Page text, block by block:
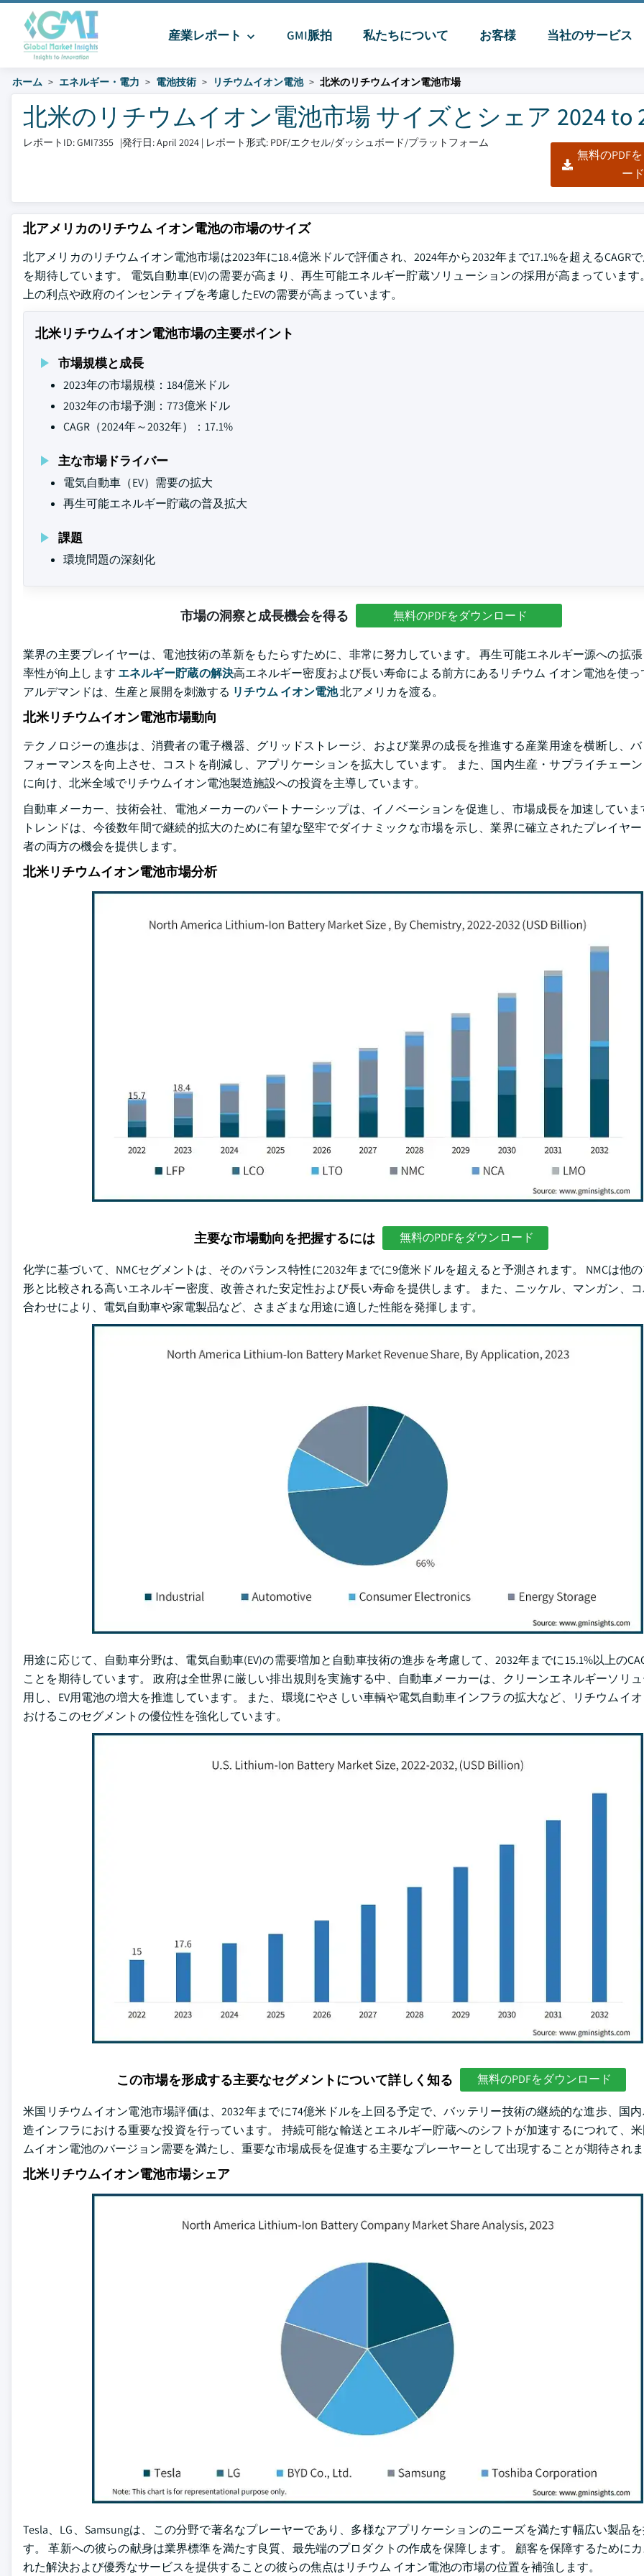
産業レポート GMI脈拍 私たちについて お客様 当社のサービス
ホーム エネルギー・電力 電池技術 リチウムイオン電池 北米のリチウムイオン電池市場
北米のリチウムイオン電池市場 サイズとシェア 2024 to
レポートID: GMI7355 |発行日: April 2024 | レポート形式: PDF/エクセル/ダッシュボード/プラットフォーム
無料のPDF
ード
北アメリカのリチウム イオン電池の市場のサイズ
北アメリカのリチウムイオン電池市場は2023年に18.4億米ドルで評価され、2024年から2032年まで17.1%を超えるCAGR
を期待しています。 電気自動車(EV)の需要が高まり、再生可能エネルギー貯蔵ソリューションの採用が高まっています
上の利点や政府のインセンティブを考慮したEVの需要が高まっています。
北米リチウムイオン電池市場の主要ポイント
市場規模と成長
2023年の市場規模：184億米ドル
2032年の市場予測：773億米ドル
CAGR（2024年～2032年）：17.1%
主な市場ドライバー
電気自動車（EV）需要の拡大
再生可能エネルギー貯蔵の普及拡大
課題
環境問題の深刻化
市場の洞察と成長機会を得る 無料のPDFをダウンロード
業界の主要プレイヤーは、電池技術の革新をもたらすために、非常に努力しています。 再生可能エネルギー源への拡
率性が向上します エネルギー貯蔵の解決高エネルギー密度および長い寿命による前方にあるリチウム イオン電池を使っ
アルデマンドは、生産と展開を刺激する リチウム イオン電池北アメリカを渡る。
北米リチウムイオン電池市場動向
テクノロジーの進歩は、消費者の電子機器、グリッドストレージ、および業界の成長を推進する産業用途を横断し、
フォーマンスを向上させ、コストを削減し、アプリケーションを拡大しています。 また、国内生産・サプライチェー
に向け、北米全域でリチウムイオン電池製造施設への投資を主導しています。
自動車メーカー、技術会社、電池メーカーのパートナーシップは、イノベーションを促進し、市場成長を加速していま
トレンドは、今後数年間で継続的拡大のために有望な堅牢でダイナミックな市場を示し、業界に確立されたプレイヤ
者の両方の機会を提供します。
北米リチウムイオン電池市場分析
主要な市場動向を把握するには 無料のPDFをダウンロード
化学に基づいて、NMCセグメントは、そのバランス特性に2032年までに9億米ドルを超えると予測されます。 NMCは他
形と比較される高いエネルギー密度、改善された安定性および長い寿命を提供します。 また、ニッケル、マンガン、
合わせにより、電気自動車や家電製品など、さまざまな用途に適した性能を発揮します。
用途に応じて、自動車分野は、電気自動車(EV)の需要増加と自動車技術の進歩を考慮して、2032年までに15.1%以上の
ことを期待しています。 政府は全世界に厳しい排出規則を実施する中、自動車メーカーは、クリーンエネルギーソリ
用し、EV用電池の増大を推進しています。 また、環境にやさしい車輌や電気自動車インフラの拡大など、リチウムイ
おけるこのセグメントの優位性を強化しています。
この市場を形成する主要なセグメントについて詳しく知る 無料のPDFをダウンロード
米国リチウムイオン電池市場評価は、2032年までに74億米ドルを上回る予定で、バッテリー技術の継続的な進歩、国
造インフラにおける重要な投資を行っています。 持続可能な輸送とエネルギー貯蔵へのシフトが加速するにつれて、
ムイオン電池のバージョン需要を満たし、重要な市場成長を促進する主要なプレーヤーとして出現することが期待されま
北米リチウムイオン電池市場シェア
Tesla、LG、Samsungは、この分野で著名なプレーヤーであり、多様なアプリケーションのニーズを満たす幅広い製品
す。 革新への彼らの献身は業界標準を満たす良質、最先端のプロダクトの作成を保障します。 顧客を保障するために
れた解決および優秀なサービスを提供することの彼らの焦点はリチウム イオン電池の市場の位置を補強します。